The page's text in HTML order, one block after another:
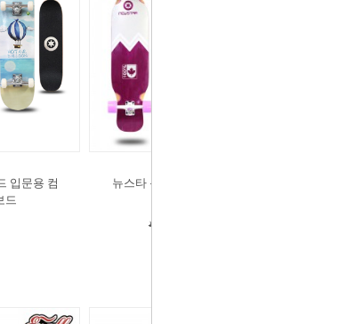
입문용 컴
드
뉴스타 롱보드801 41인치 / 댄싱보
￦150,000